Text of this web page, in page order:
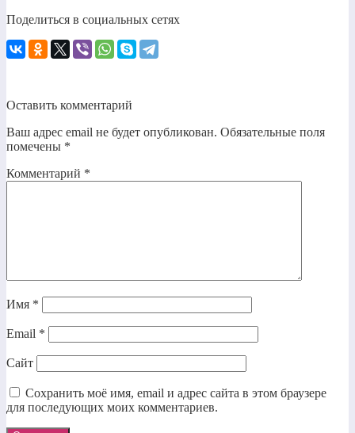
Поделиться в социальных сетях
Оставить комментарий
Ваш адрес email не будет опубликован. Обязательные поля
помечены *
Комментарий *
Имя *
Email *
Сайт
Сохранить моё имя, email и адрес сайта в этом браузере
для последующих моих комментариев.